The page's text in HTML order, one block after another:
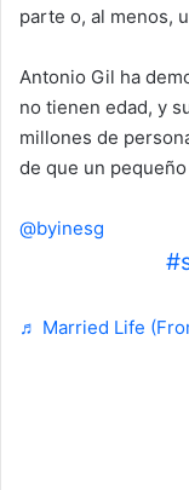
parte o, al menos,
Antonio Gil ha
no tienen edad, y
millones de
de que un
@byinesg
♬ Married Life